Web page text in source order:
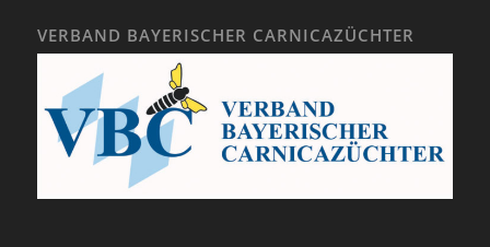
VERBAND BAYERISCHER CARNICAZÜCHTER